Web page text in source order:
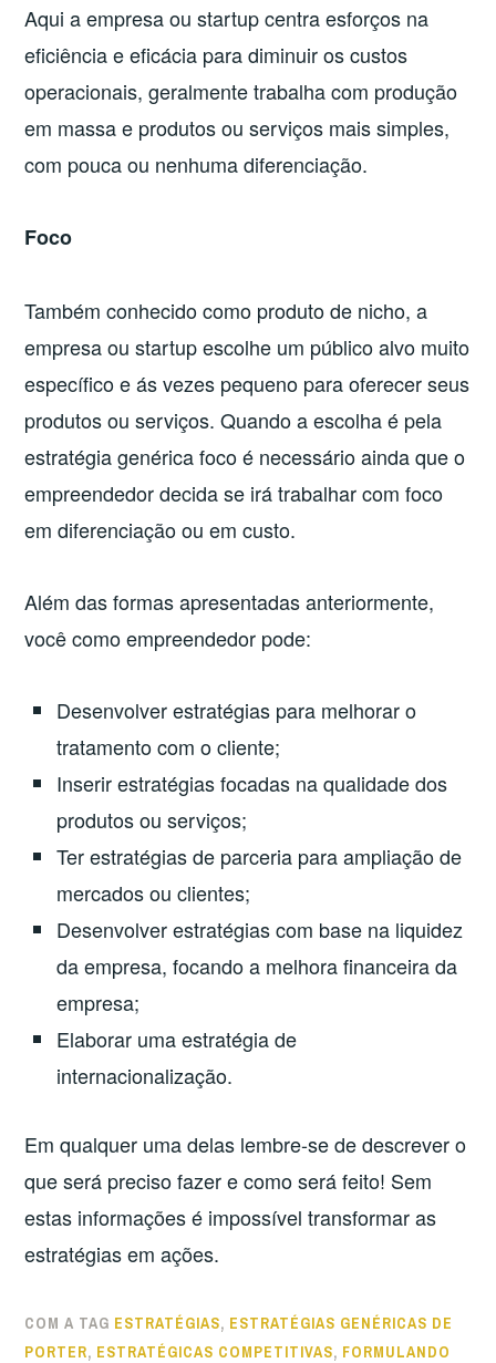
Aqui a empresa ou startup centra esforços na
eficiência e eficácia para diminuir os custos
operacionais, geralmente trabalha com produção
em massa e produtos ou serviços mais simples,
com pouca ou nenhuma diferenciação.
Foco
Também conhecido como produto de nicho, a
empresa ou startup escolhe um público alvo muito
específico e ás vezes pequeno para oferecer seus
produtos ou serviços. Quando a escolha é pela
estratégia genérica foco é necessário ainda que o
empreendedor decida se irá trabalhar com foco
em diferenciação ou em custo.
Além das formas apresentadas anteriormente,
você como empreendedor pode:
Desenvolver estratégias para melhorar o
tratamento com o cliente;
Inserir estratégias focadas na qualidade dos
produtos ou serviços;
Ter estratégias de parceria para ampliação de
mercados ou clientes;
Desenvolver estratégias com base na liquidez
da empresa, focando a melhora financeira da
empresa;
Elaborar uma estratégia de
internacionalização.
Em qualquer uma delas lembre-se de descrever o
que será preciso fazer e como será feito! Sem
estas informações é impossível transformar as
estratégias em ações.
COM A TAG ESTRATÉGIAS, ESTRATÉGIAS GENÉRICAS DE
PORTER, ESTRATÉGICAS COMPETITIVAS, FORMULANDO